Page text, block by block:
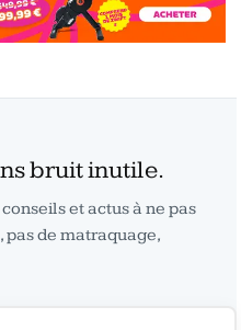
bruit inutile.
et actus à ne pas
pas de matraquage,